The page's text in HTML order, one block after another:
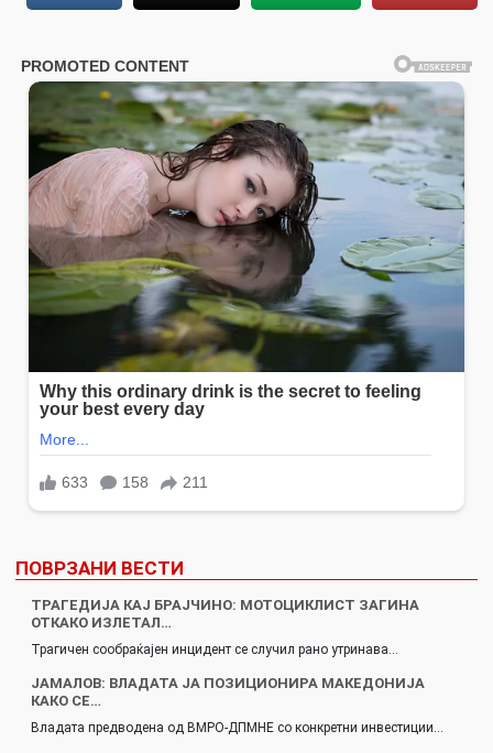
ПОВРЗАНИ ВЕСТИ
ТРАГЕДИЈА КАЈ БРАЈЧИНО: МОТОЦИКЛИСТ ЗАГИНА
ОТКАКО ИЗЛЕТАЛ…
Трагичен сообраќајен инцидент се случил рано утринава…
ЈАМАЛОВ: ВЛАДАТА ЈА ПОЗИЦИОНИРА МАКЕДОНИЈА
КАКО СЕ…
Владата предводена од ВМРО-ДПМНЕ со конкретни инвестиции…